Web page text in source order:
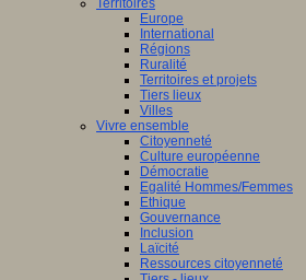
Territoires
Europe
International
Régions
Ruralité
Territoires et projets
Tiers lieux
Villes
Vivre ensemble
Citoyenneté
Culture européenne
Démocratie
Egalité Hommes/Femmes
Ethique
Gouvernance
Inclusion
Laïcité
Ressources citoyenneté